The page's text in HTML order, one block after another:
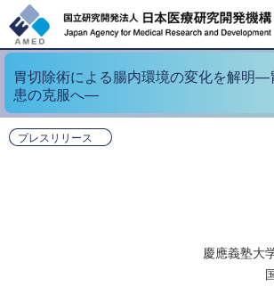
胃切除術による腸内環境の変化を解明―
患の克服へ―
プレスリリース
慶應義塾大